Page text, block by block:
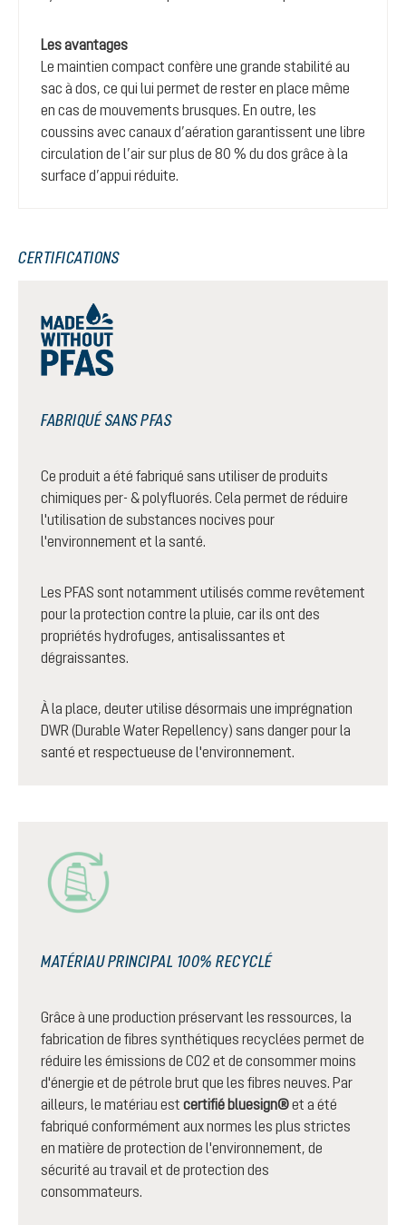
Les avantages
Le maintien compact confère une grande stabilité au
sac à dos, ce qui lui permet de rester en place même
en cas de mouvements brusques. En outre, les
coussins avec canaux d’aération garantissent une libre
circulation de l’air sur plus de 80 % du dos grâce à la
surface d’appui réduite.
CERTIFICATIONS
FABRIQUÉ SANS PFAS
Ce produit a été fabriqué sans utiliser de produits
chimiques per- & polyfluorés. Cela permet de réduire
l'utilisation de substances nocives pour
l'environnement et la santé.
Les PFAS sont notamment utilisés comme revêtement
pour la protection contre la pluie, car ils ont des
propriétés hydrofuges, antisalissantes et
dégraissantes.
À la place, deuter utilise désormais une imprégnation
DWR (Durable Water Repellency) sans danger pour la
santé et respectueuse de l'environnement.
MATÉRIAU PRINCIPAL 100% RECYCLÉ
Grâce à une production préservant les ressources, la
fabrication de fibres synthétiques recyclées permet de
réduire les émissions de CO2 et de consommer moins
d'énergie et de pétrole brut que les fibres neuves. Par
ailleurs, le matériau est certifié bluesign®et a été
fabriqué conformément aux normes les plus strictes
en matière de protection de l'environnement, de
sécurité au travail et de protection des
consommateurs.